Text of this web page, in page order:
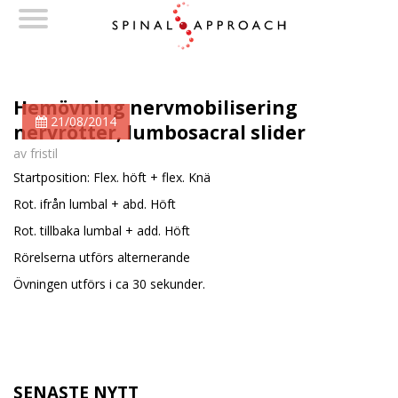
21/08/2014
Hemövning nervmobilisering
nervrötter, lumbosacral slider
av fristil
Startposition: Flex. höft + flex. Knä
Rot. ifrån lumbal + abd. Höft
Rot. tillbaka lumbal + add. Höft
Rörelserna utförs alternerande
Övningen utförs i ca 30 sekunder.
SENASTE NYTT